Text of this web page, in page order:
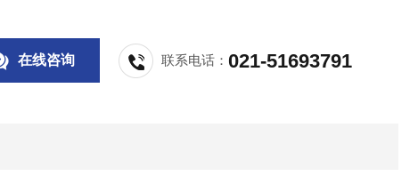
在线咨询 联系电话：021-51693791